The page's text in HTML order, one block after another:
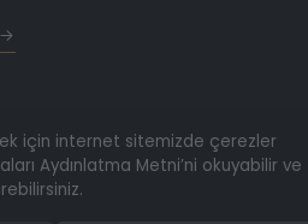
için internet sitemizde çerezler
Aydınlatma Metni’ni okuyabilir ve